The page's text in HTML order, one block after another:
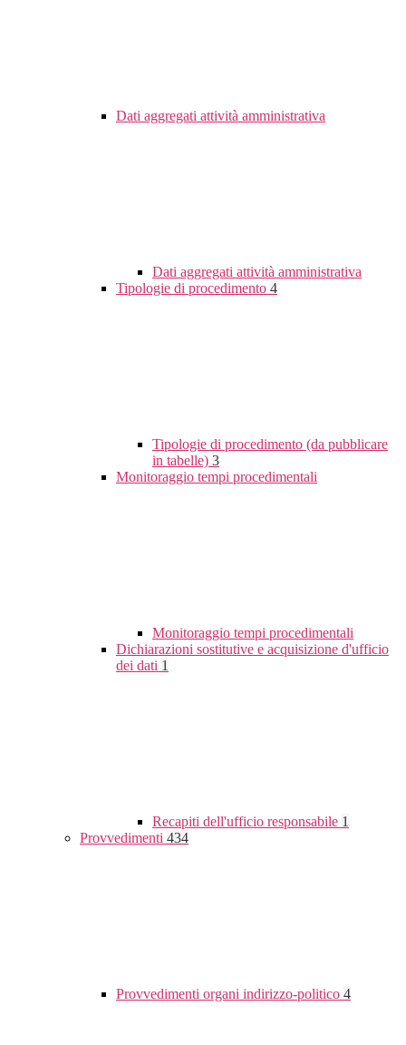
Dati aggregati attività amministrativa
Dati aggregati attività amministrativa
Tipologie di procedimento 4
Tipologie di procedimento (da pubblicare
in tabelle) 3
Monitoraggio tempi procedimentali
Monitoraggio tempi procedimentali
Dichiarazioni sostitutive e acquisizione d'ufficio
dei dati 1
Recapiti dell'ufficio responsabile 1
Provvedimenti 434
Provvedimenti organi indirizzo-politico 4